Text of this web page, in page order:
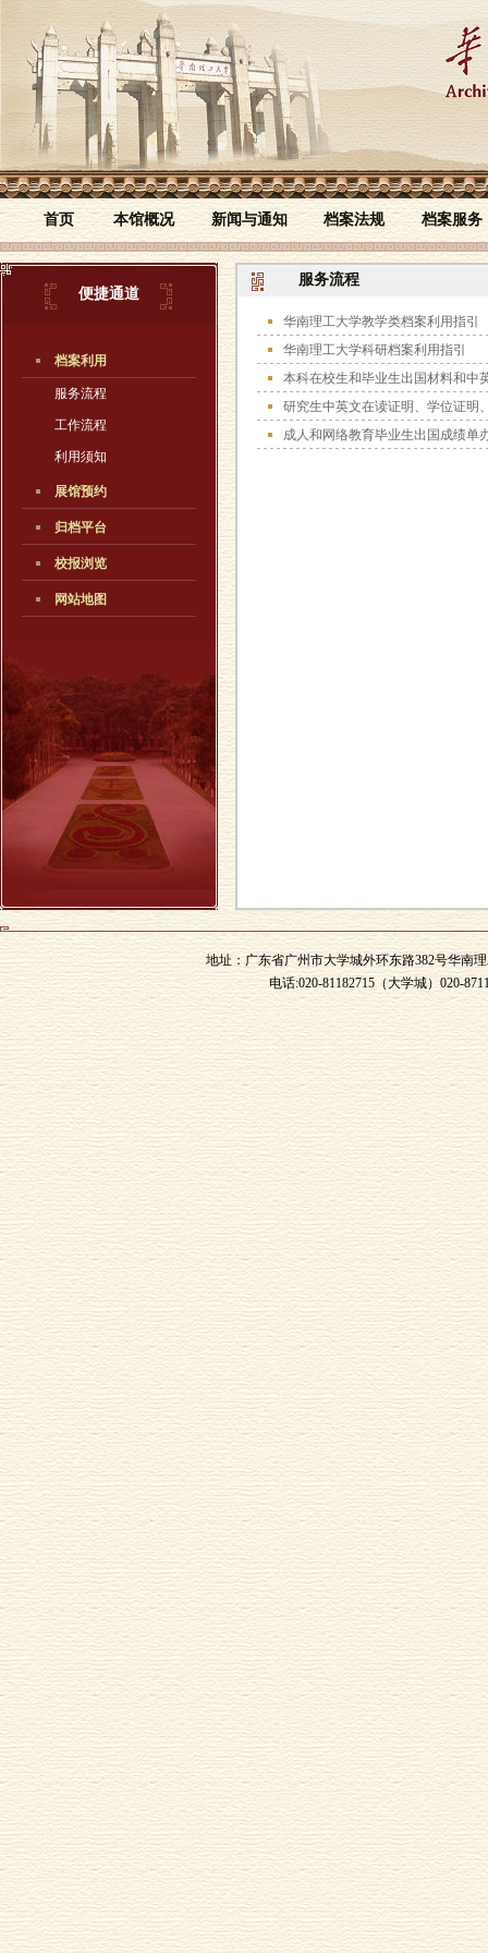
首页 本馆概况 新闻与通知 档案法规 档案服务
便捷通道
档案利用
服务流程
工作流程
利用须知
展馆预约
归档平台
校报浏览
网站地图
服务流程
华南理工大学教学类档案利用指引
华南理工大学科研档案利用指引
本科在校生和毕业生出国材料和中
研究生中英文在读证明、学位证明
成人和网络教育毕业生出国成绩单
地址：广东省广州市大学城外环东路382号华南
电话:020-81182715（大学城）020-